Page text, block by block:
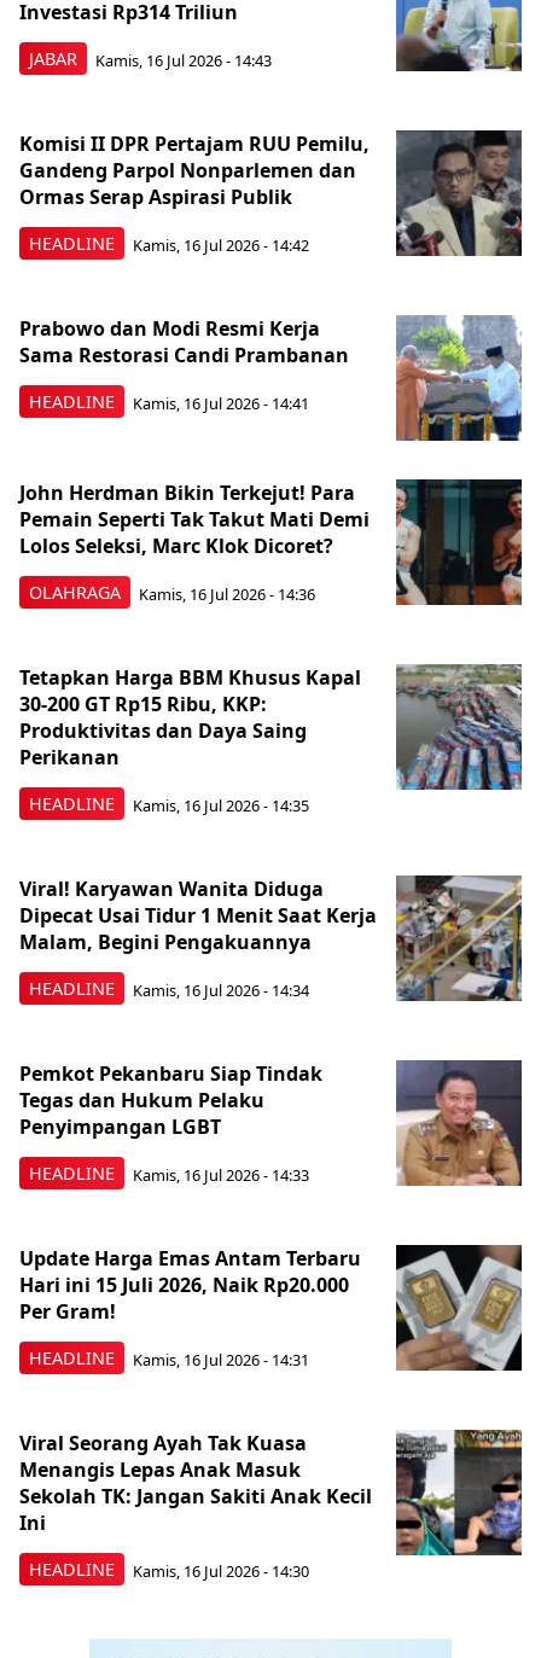
JABAR
Investasi Rp314 Triliun
Kamis, 16 Jul 2026 - 14:43
HEADLINE
Komisi II DPR Pertajam RUU Pemilu,
Gandeng Parpol Nonparlemen dan
Ormas Serap Aspirasi Publik
Kamis, 16 Jul 2026 - 14:42
HEADLINE
Prabowo dan Modi Resmi Kerja
Sama Restorasi Candi Prambanan
Kamis, 16 Jul 2026 - 14:41
OLAHRAGA
John Herdman Bikin Terkejut! Para
Pemain Seperti Tak Takut Mati Demi
Lolos Seleksi, Marc Klok Dicoret?
Kamis, 16 Jul 2026 - 14:36
HEADLINE
Tetapkan Harga BBM Khusus Kapal
30-200 GT Rp15 Ribu, KKP:
Produktivitas dan Daya Saing
Perikanan
Kamis, 16 Jul 2026 - 14:35
HEADLINE
Viral! Karyawan Wanita Diduga
Dipecat Usai Tidur 1 Menit Saat Kerja
Malam, Begini Pengakuannya
Kamis, 16 Jul 2026 - 14:34
HEADLINE
Pemkot Pekanbaru Siap Tindak
Tegas dan Hukum Pelaku
Penyimpangan LGBT
Kamis, 16 Jul 2026 - 14:33
HEADLINE
Update Harga Emas Antam Terbaru
Hari ini 15 Juli 2026, Naik Rp20.000
Per Gram!
Kamis, 16 Jul 2026 - 14:31
HEADLINE
Viral Seorang Ayah Tak Kuasa
Menangis Lepas Anak Masuk
Sekolah TK: Jangan Sakiti Anak Kecil
Ini
Kamis, 16 Jul 2026 - 14:30